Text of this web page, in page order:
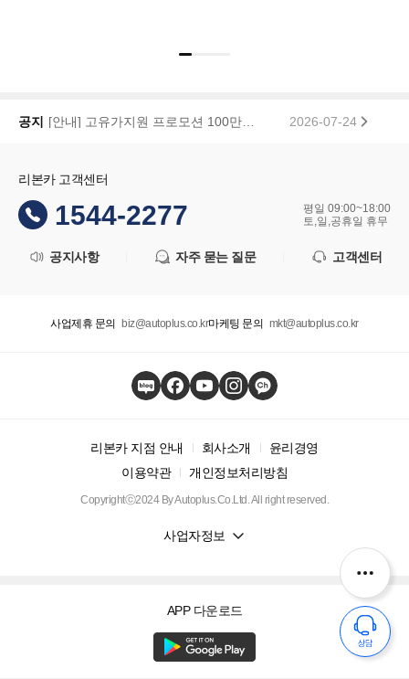
공지 리본카, 「2026 대한민국 브랜드 명예의 전당」 중고차 플랫폼 부문 대상 수상 2026-01-22
리본카 고객센터
1544-2277
평일 09:00~18:00
토,일,공휴일 휴무
공지사항 자주 묻는 질문 고객센터
사업제휴 문의 biz@autoplus.co.kr마케팅 문의 mkt@autoplus.co.kr
리본카 지점 안내 회사소개
윤리경영
이용약관
개인정보처리방침
Copyrightⓒ2024 By Autoplus.Co.Ltd. All right reserved.
사업자정보
APP 다운로드